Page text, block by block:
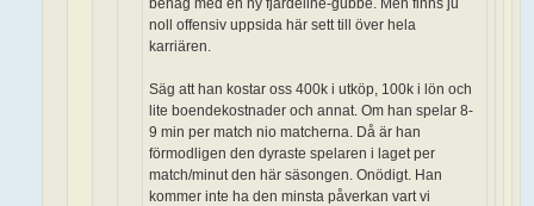
noll offensiv uppsida här sett till över hela
karriären.
Säg att han kostar oss 400k i utköp, 100k i lön och
lite boendekostnader och annat. Om han spelar 8-
9 min per match nio matcherna. Då är han
förmodligen den dyraste spelaren i laget per
match/minut den här säsongen. Onödigt. Han
kommer inte ha den minsta påverkan vart vi